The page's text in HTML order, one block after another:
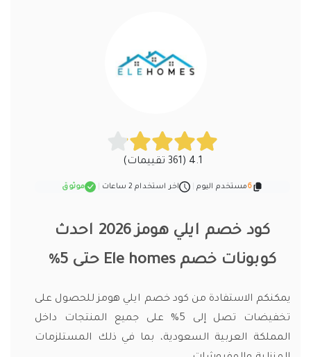
4.1 (361 تقييمات)
6مستخدم اليوم اخر استخدام 2 ساعات موثوق
كود خصم ايلي هومز 2026 احدث
كوبونات خصم Ele homes حتى 5%
يمكنكم الاستفادة من كود خصم ايلي هومز للحصول على
تخفيضات تصل إلى 5% على جميع المنتجات داخل
المملكة العربية السعودية، بما في ذلك المستلزمات